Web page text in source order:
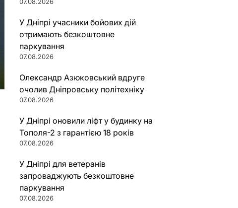
У Дніпрі учасники бойових дій
отримають безкоштовне
паркування
07.08.2026
Олександр Азюковський вдруге
очолив Дніпровську політехніку
07.08.2026
У Дніпрі оновили ліфт у будинку на
Тополя-2 з гарантією 18 років
07.08.2026
У Дніпрі для ветеранів
запроваджують безкоштовне
паркування
07.08.2026